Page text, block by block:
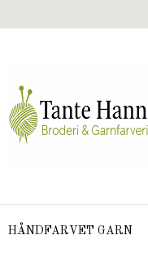
HÅNDFARVET GARN